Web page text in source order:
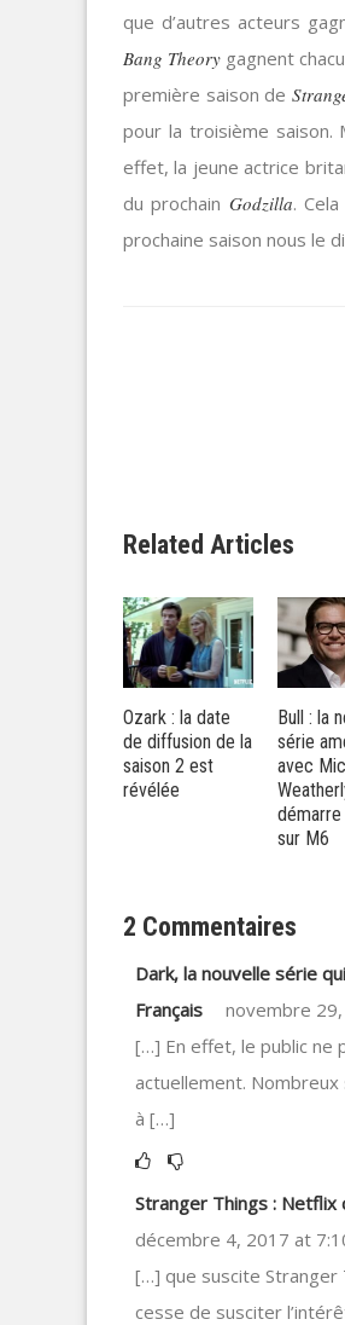
que d’autres acteurs
Bang Theory gagnent
première saison de
pour la troisième saison.
effet, la jeune actrice
du prochain Godzilla.
prochaine saison nous le
Related Articles
Bull : la nouvelle
série américaine
avec Michael
Weatherly
New
Spécial :
saison
sur TF1
2 Commentaires
Dark, la nouvelle série
Français
novembre
[…] En effet, le public ne
actuellement. Nombreux
à […]
Stranger Things : Netflix
décembre 4, 2017 at